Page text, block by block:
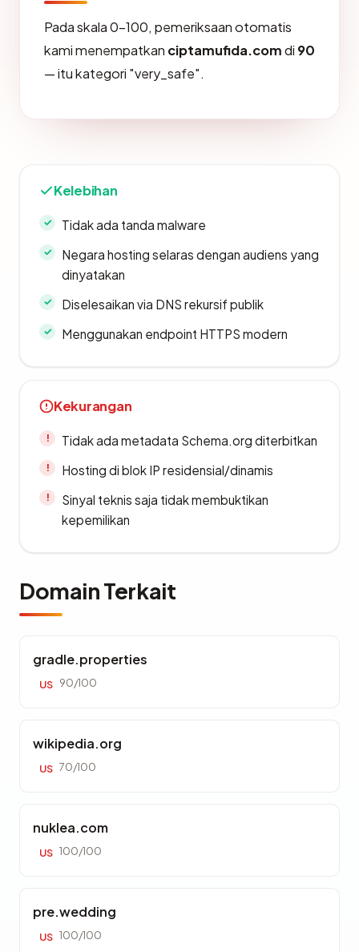
Pada skala 0-100, pemeriksaan otomatis
kami menempatkan ciptamufida.comdi 90
— itu kategori "very_safe".
Kelebihan
Tidak ada tanda malware
Negara hosting selaras dengan audiens yang
dinyatakan
Diselesaikan via DNS rekursif publik
Menggunakan endpoint HTTPS modern
Kekurangan
Tidak ada metadata Schema.org diterbitkan
Hosting di blok IP residensial/dinamis
Sinyal teknis saja tidak membuktikan
kepemilikan
Domain Terkait
gradle.properties
US 90/100
wikipedia.org
US 70/100
nuklea.com
US 100/100
pre.wedding
US 100/100